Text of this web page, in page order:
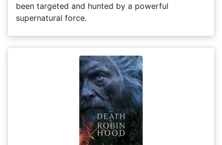
been targeted and hunted by a powerful
supernatural force.